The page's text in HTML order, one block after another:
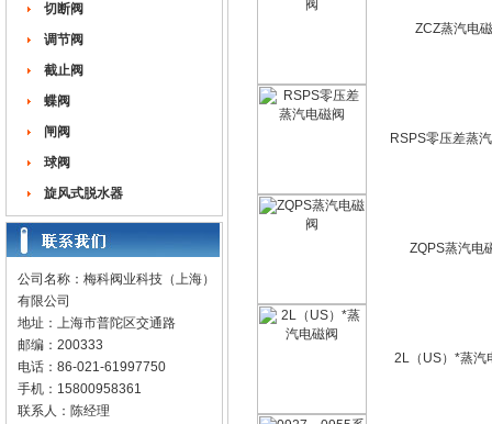
切断阀
调节阀
截止阀
蝶阀
闸阀
球阀
旋风式脱水器
公司名称：梅科阀业科技（上海）
有限公司
地址：上海市普陀区交通路
邮编：200333
电话：86-021-61997750
手机：15800958361
联系人：陈经理
ZCZ蒸汽电
RSPS零压差蒸
ZQPS蒸汽电
2L（US）*蒸汽